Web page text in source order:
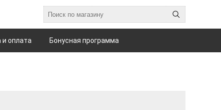
оплата Бонусная программа